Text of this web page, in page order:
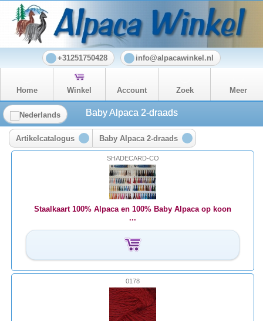
+31251750428 info@alpacawinkel.nl
Home Winkel Account Zoek Meer
Baby Alpaca 2-draads
Artikelcatalogus Baby Alpaca 2-draads
SHADECARD-CO
Staalkaart 100% Alpaca en 100% Baby Alpaca op koon
...
0178